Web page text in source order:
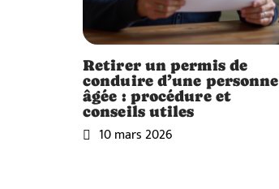
Retirer un permis de
conduire d’une personne
âgée : procédure et
conseils utiles
10 mars 2026